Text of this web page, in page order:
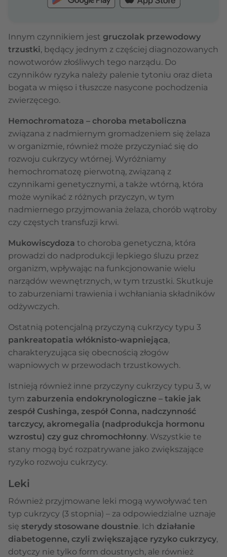
Innym czynnikiem jest gruczolak przewodowy
trzustki, będący jednym z częściej diagnozowanych
nowotworów złośliwych tego narządu. Do
czynników ryzyka należy palenie tytoniu oraz dieta
bogata w mięso i tłuszcze nasycone pochodzenia
zwierzęcego.
Hemochromatoza – choroba metaboliczna
związana z nadmiernym gromadzeniem się żelaza
w organizmie, również może przyczyniać się do
rozwoju cukrzycy wtórnej. Wyróżniamy
hemochromatozę pierwotną, związaną z
czynnikami genetycznymi, a także wtórną, która
może wynikać z różnych przyczyn, w tym
nadmiernego przyjmowania żelaza, chorób wątroby
czy częstych transfuzji krwi.
Mukowiscydoza to choroba genetyczna, która
prowadzi do nadprodukcji lepkiego śluzu przez
organizm, wpływając na funkcjonowanie wielu
narządów wewnętrznych, w tym trzustki. Skutkuje
to zaburzeniami trawienia i wchłaniania składników
odżywczych.
Ostatnią potencjalną przyczyną cukrzycy typu 3
pankreatopatia włóknisto-wapniejąca,
charakteryzująca się obecnością złogów
wapniowych w przewodach trzustkowych.
Istnieją również inne przyczyny cukrzycy typu 3, w
tym zaburzenia endokrynologiczne – takie jak
zespół Cushinga, zespół Conna, nadczynność
tarczycy, akromegalia (nadprodukcja hormonu
wzrostu) czy guz chromochłonny. Wszystkie te
stany mogą być rozpatrywane jako zwiększające
ryzyko rozwoju cukrzycy.
Leki
Również przyjmowane leki mogą wywoływać ten
typ cukrzycy (3 stopnia) – za odpowiedzialne uznaje
się sterydy stosowane doustnie. Ich działanie
diabetogenne, czyli zwiększające ryzyko cukrzycy,
dotyczy nie tylko form doustnych, ale również